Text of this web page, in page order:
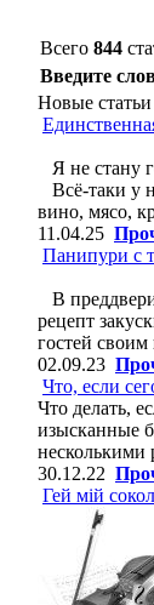
Всего 844
Введите
Новые статьи
Я не стану
Всё-таки у
вино, мясо,
11.04.25
Панипури с
В
рецепт
гостей
02.09.23
Что, если
Что делать,
изысканные
несколькими
30.12.22
Гей мій